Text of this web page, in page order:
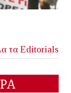
τα Editorials